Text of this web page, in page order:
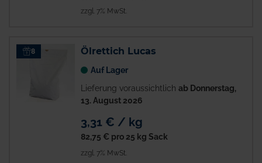
zzgl. 7% MwSt.
8 Ölrettich Lucas
Auf Lager
Lieferung voraussichtlich ab Donnerstag,
13. August 2026
3,31 € / kg
82,75 € pro 25 kg Sack
zzgl. 7% MwSt.